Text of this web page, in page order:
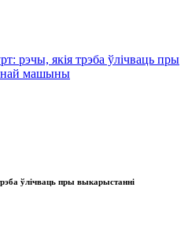
рэчы, якія трэба ўлічваць пры
машыны
ўлічваць пры выкарыстанні